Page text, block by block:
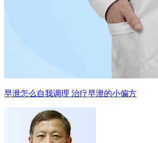
早泄怎么自我调理 治疗早泄的小偏方